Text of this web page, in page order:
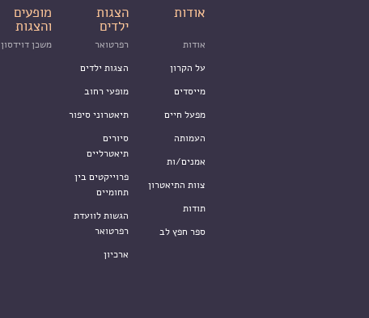
אודות הצגות
ילדים
מופעים
והצגות
אודות
על הקרון
מייסדים
מפעל חיים
העמותה
אמנים/ות
צוות התיאטרון
תודות
ספר חפץ לב
רפרטואר
הצגות ילדים
מופעי רחוב
תיאטרוני סיפור
סיורים
תיאטרליים
פרוייקטים בין
תחומיים
הגשות לוועדת
רפרטואר
ארכיון
משכן דוידסון